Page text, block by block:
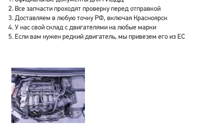
Все запчасти проходят проверку перед отправкой
Доставляем в любую точку РФ, включая Красноярск
У нас свой склад с двигателями на любые марки
Если вам нужен редкий двигатель, мы привезем его из ЕС